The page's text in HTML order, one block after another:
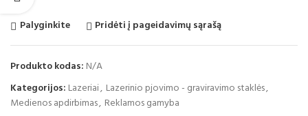
Palyginkite Pridėti į pageidavimų sąrašą
Produkto kodas: N/A
Kategorijos: Lazeriai, Lazerinio pjovimo - graviravimo staklės,
Medienos apdirbimas, Reklamos gamyba